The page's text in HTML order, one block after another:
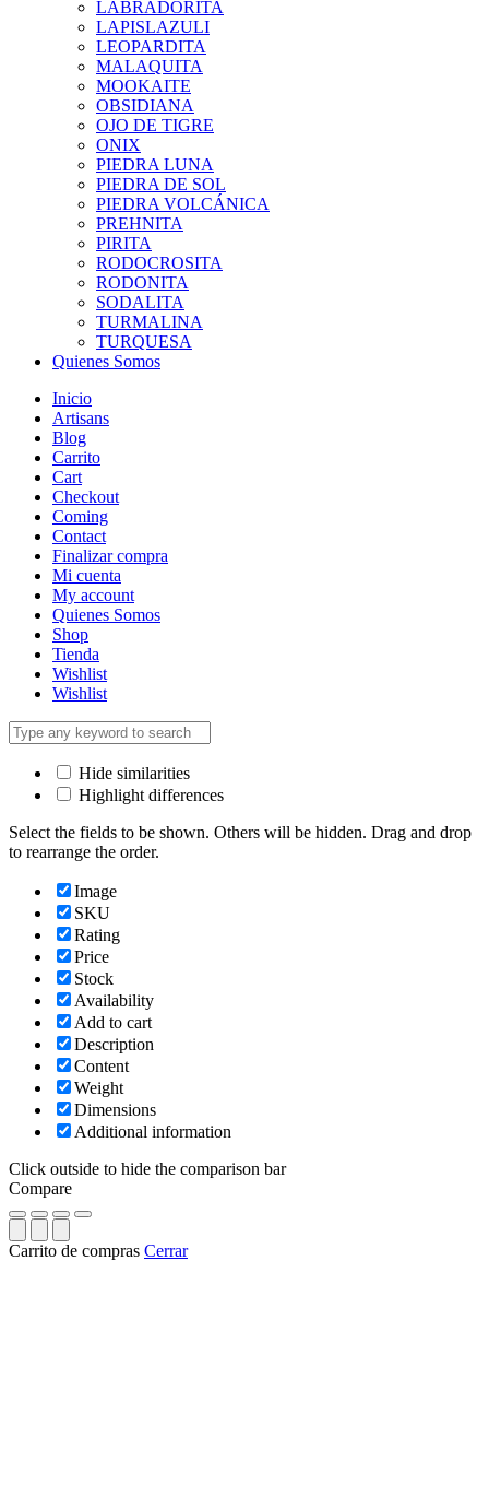
LABRADORITA
LAPISLAZULI
LEOPARDITA
MALAQUITA
MOOKAITE
OBSIDIANA
OJO DE TIGRE
ONIX
PIEDRA LUNA
PIEDRA DE SOL
PIEDRA VOLCÁNICA
PREHNITA
PIRITA
RODOCROSITA
RODONITA
SODALITA
TURMALINA
TURQUESA
Quienes Somos
Inicio
Artisans
Blog
Carrito
Cart
Checkout
Coming
Contact
Finalizar compra
Mi cuenta
My account
Quienes Somos
Shop
Tienda
Wishlist
Wishlist
Hide similarities
Highlight differences
Select the fields to be shown. Others will be hidden. Drag and drop
to rearrange the order.
Image
SKU
Rating
Price
Stock
Availability
Add to cart
Description
Content
Weight
Dimensions
Additional information
Click outside to hide the comparison bar
Compare
Carrito de compras Cerrar